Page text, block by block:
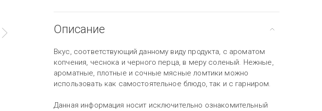
Описание
Вкус, соответствующий данному виду продукта, с ароматом
копчения, чеснока и черного перца, в меру соленый. Нежные,
ароматные, плотные и сочные мясные ломтики можно
использовать как самостоятельное блюдо, так и с гарниром.
Данная информация носит исключительно ознакомительный